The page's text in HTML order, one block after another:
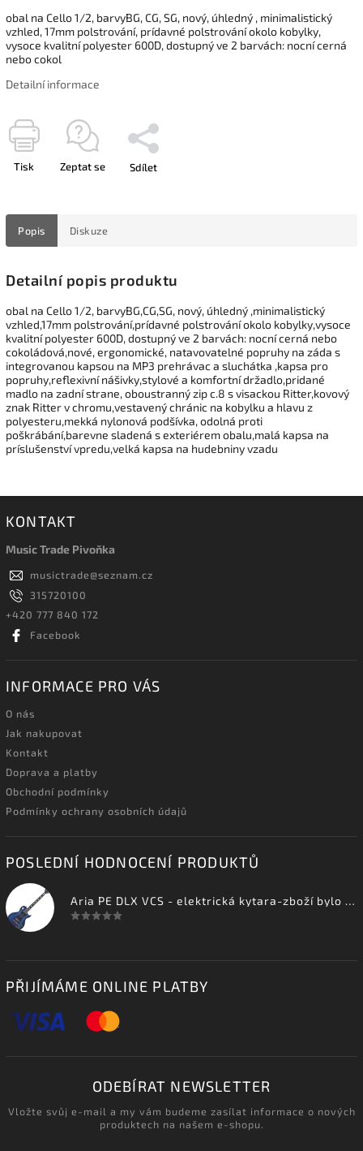
obal na Cello 1/2, barvyBG, CG, SG, nový, úhledný , minimalistický
vzhled, 17mm polstrování, prídavné polstrování okolo kobylky,
vysoce kvalitní polyester 600D, dostupný ve 2 barvách: nocní cerná
nebo cokol
Detailní informace
Tisk Zeptat se Sdílet
Popis Diskuze
Detailní popis produktu
obal na Cello 1/2, barvyBG,CG,SG, nový, úhledný ,minimalistický
vzhled,17mm polstrování,prídavné polstrování okolo kobylky,vysoce
kvalitní polyester 600D, dostupný ve 2 barvách: nocní cerná nebo
cokoládová,nové, ergonomické, natavovatelné popruhy na záda s
integrovanou kapsou na MP3 prehrávac a sluchátka ,kapsa pro
popruhy,reflexivní nášivky,stylové a komfortní držadlo,pridané
madlo na zadní strane, oboustranný zip c.8 s visackou Ritter,kovový
znak Ritter v chromu,vestavený chránic na kobylku a hlavu z
polyesteru,mekká nylonová podšívka, odolná proti
poškrábání,barevne sladená s exteriérem obalu,malá kapsa na
príslušenství vpredu,velká kapsa na hudebniny vzadu
KONTAKT
Music Trade Pivoňka
musictrade@seznam.cz
315720100
+420 777 840 172
Facebook
INFORMACE PRO VÁS
O nás
Jak nakupovat
Kontakt
Doprava a platby
Obchodní podmínky
Podmínky ochrany osobních údajů
POSLEDNÍ HODNOCENÍ PRODUKTŮ
Aria PE DLX VCS - elektrická kytara-zboží bylo vystaveno na prodejně
PŘIJÍMÁME ONLINE PLATBY
ODEBÍRAT NEWSLETTER
Vložte svůj e-mail a my vám budeme zasílat informace o nových
produktech na našem e-shopu.